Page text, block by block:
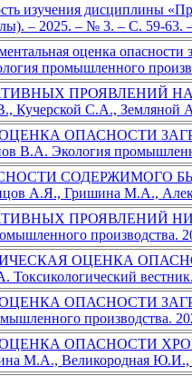
изучения дисциплины
– 2025. – № 3. – С. 59-63.
оценка
промышленного
ПРОЯВЛЕНИЙ
Кучерской С.А., Земляной
ОПАСНОСТИ
В.А. Экология
СОДЕРЖИМОГО
А.Я., Гришина М.А.,
ПРОЯВЛЕНИЙ
производства.
ОЦЕНКА
ОПАСНОСТИ
производства.
ОПАСНОСТИ
М.А., Великородная Ю.И.,